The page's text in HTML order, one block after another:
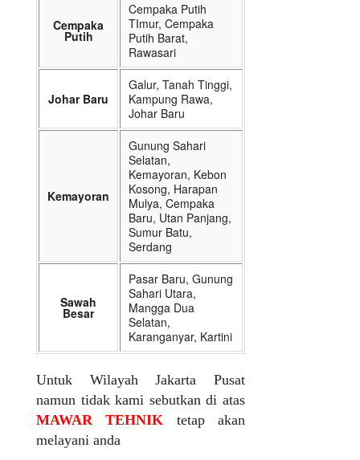
Cempaka
Putih
Cempaka Putih
TImur, Cempaka
Putih Barat,
Rawasari
Johar Baru
Galur, Tanah Tinggi,
Kampung Rawa,
Johar Baru
Kemayoran
Gunung Sahari
Selatan,
Kemayoran, Kebon
Kosong, Harapan
Mulya, Cempaka
Baru, Utan Panjang,
Sumur Batu,
Serdang
Sawah
Besar
Pasar Baru, Gunung
Sahari Utara,
Mangga Dua
Selatan,
Karanganyar, Kartini
Untuk Wilayah Jakarta Pusat
namun tidak kami sebutkan di atas
MAWAR TEHNIK tetap akan
melayani anda